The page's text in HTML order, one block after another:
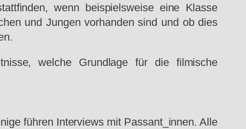
wenn beispielsweise eine Klasse
und Jungen vorhanden sind und ob dies
welche Grundlage für die filmische
führen Interviews mit Passant_innen. Alle